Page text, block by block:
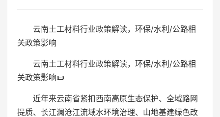
云南土工材料行业政策解读，环保/水利/公路相
关政策影响
云南土工材料行业政策解读，环保/水利/公路相
关政策影响📜
近年来云南省紧扣西南高原生态保护、全域路网
提质、长江澜沧江流域水环境治理、山地基建绿色改